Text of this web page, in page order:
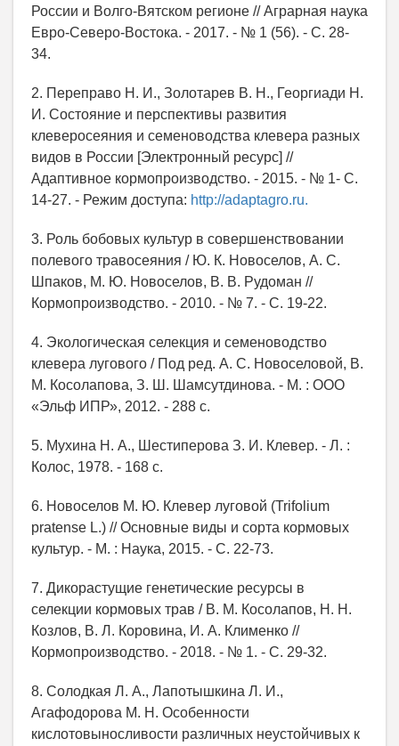
России и Волго-Вятском регионе // Аграрная наука
Евро-Северо-Востока. - 2017. - № 1 (56). - С. 28-
34.
2. Переправо Н. И., Золотарев В. Н., Георгиади Н.
И. Состояние и перспективы развития
клеверосеяния и семеноводства клевера разных
видов в России [Электронный ресурс] //
Адаптивное кормопроизводство. - 2015. - № 1- С.
14-27. - Режим доступа: http://adaptagro.ru.
3. Роль бобовых культур в совершенствовании
полевого травосеяния / Ю. К. Новоселов, А. С.
Шпаков, М. Ю. Новоселов, В. В. Рудоман //
Кормопроизводство. - 2010. - № 7. - С. 19-22.
4. Экологическая селекция и семеноводство
клевера лугового / Под ред. А. С. Новоселовой, В.
М. Косолапова, З. Ш. Шамсутдинова. - М. : ООО
«Эльф ИПР», 2012. - 288 с.
5. Мухина Н. А., Шестиперова З. И. Клевер. - Л. :
Колос, 1978. - 168 с.
6. Новоселов М. Ю. Клевер луговой (Trifolium
pratense L.) // Основные виды и сорта кормовых
культур. - М. : Наука, 2015. - С. 22-73.
7. Дикорастущие генетические ресурсы в
селекции кормовых трав / В. М. Косолапов, Н. Н.
Козлов, В. Л. Коровина, И. А. Клименко //
Кормопроизводство. - 2018. - № 1. - С. 29-32.
8. Солодкая Л. А., Лапотышкина Л. И.,
Агафодорова М. Н. Особенности
кислотовыносливости различных неустойчивых к